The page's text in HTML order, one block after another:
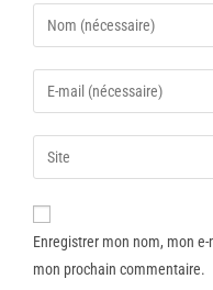
Enregistrer mon nom, mon
mon prochain commentaire.